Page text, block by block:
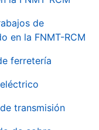
de
en la FNMT-RCM
ferretería
transmisión